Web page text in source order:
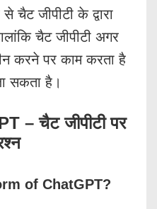
चैट जीपीटी के द्वारा
चैट जीपीटी अगर
करने पर काम करता है
सकता है।
– चैट जीपीटी पर
of ChatGPT?